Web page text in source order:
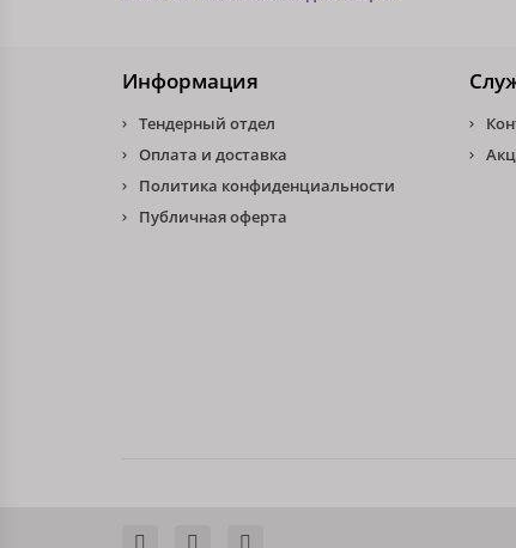
Информация
Тендерный отдел
Оплата и доставка
Политика конфиденциальности
Публичная оферта